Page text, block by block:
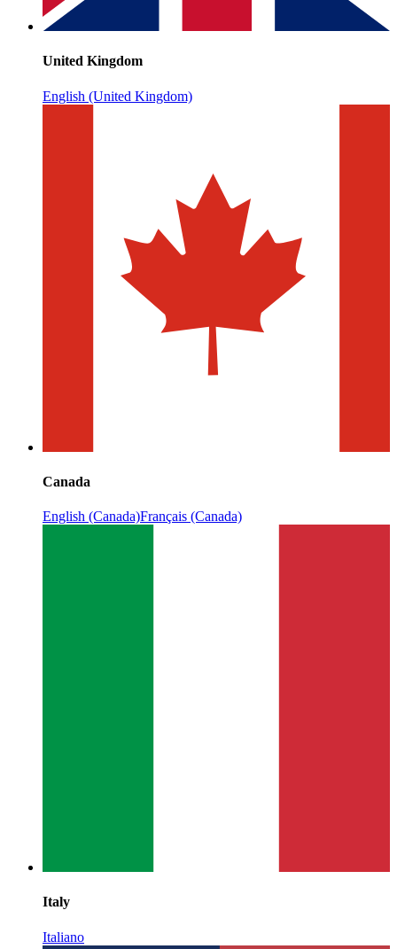
United Kingdom
English (United Kingdom)
Canada
English (Canada)Français (Canada)
Italy
Italiano